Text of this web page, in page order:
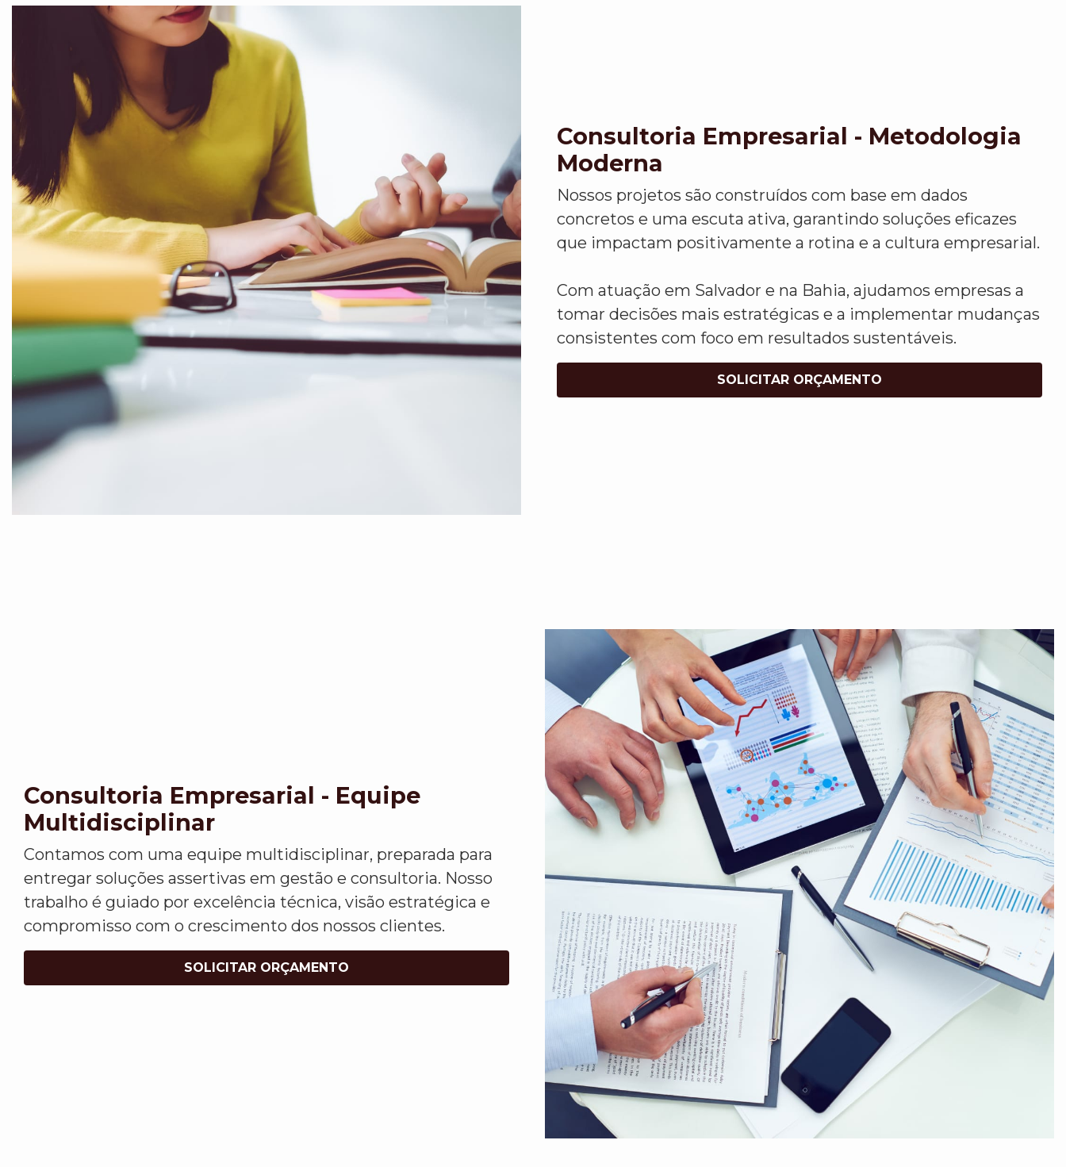
Consultoria Empresarial - Metodologia
Moderna
Nossos projetos são construídos com base em dados
concretos e uma escuta ativa, garantindo soluções eficazes
que impactam positivamente a rotina e a cultura empresarial.
Com atuação em Salvador e na Bahia, ajudamos empresas a
tomar decisões mais estratégicas e a implementar mudanças
consistentes com foco em resultados sustentáveis.
SOLICITAR ORÇAMENTO
Consultoria Empresarial - Equipe
Multidisciplinar
Contamos com uma equipe multidisciplinar, preparada para
entregar soluções assertivas em gestão e consultoria. Nosso
trabalho é guiado por excelência técnica, visão estratégica e
compromisso com o crescimento dos nossos clientes.
SOLICITAR ORÇAMENTO